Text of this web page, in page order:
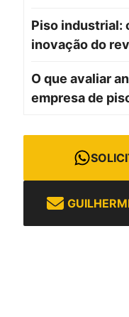
Piso industrial:
inovação do
O que avaliar
empresa de